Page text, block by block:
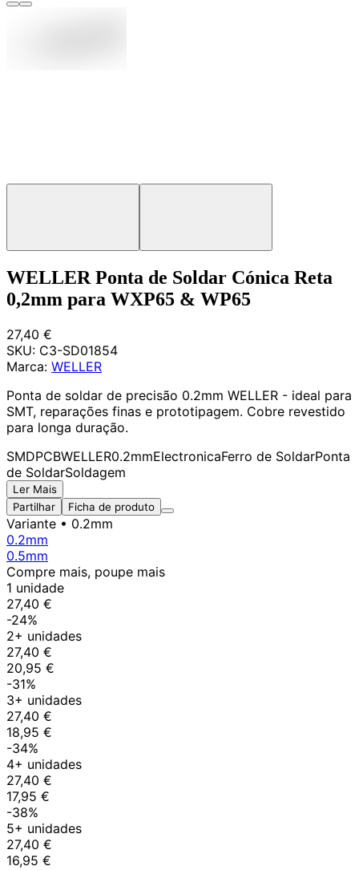
WELLER Ponta de Soldar Cónica Reta
0,2mm para WXP65 & WP65
27,40 €
SKU: C3-SD01854
Marca: WELLER
Ponta de soldar de precisão 0.2mm WELLER - ideal para
SMT, reparações finas e prototipagem. Cobre revestido
para longa duração.
SMDPCBWELLER0.2mmElectronicaFerro de SoldarPonta
de SoldarSoldagem
Ler Mais
Partilhar
Ficha de produto
Variante • 0.2mm
0.2mm
0.5mm
Compre mais, poupe mais
1 unidade
27,40 €
-24%
2+ unidades
27,40 €
20,95 €
-31%
3+ unidades
27,40 €
18,95 €
-34%
4+ unidades
27,40 €
17,95 €
-38%
5+ unidades
27,40 €
16,95 €